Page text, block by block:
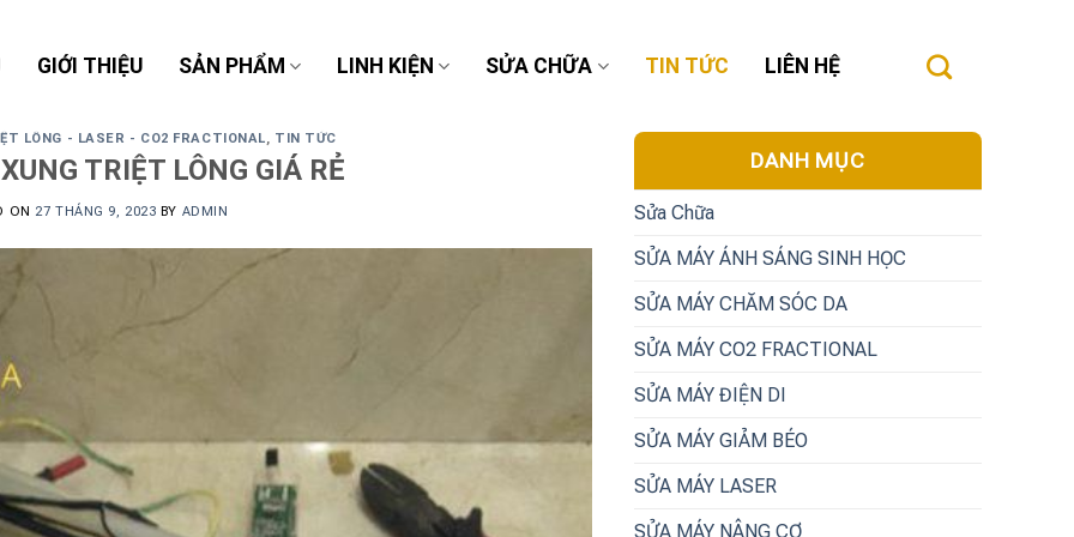
GIỚI THIỆU SẢN PHẨM LINH KIỆN SỬA CHỮA TIN TỨC LIÊN HỆ
LÔNG - LASER - CO2 FRACTIONAL, TIN TỨC
TRIỆT LÔNG GIÁ RẺ
ON 27 THÁNG 9, 2023 BY ADMIN
DANH MỤC
Sửa Chữa
SỬA MÁY ÁNH SÁNG SINH HỌC
SỬA MÁY CHĂM SÓC DA
SỬA MÁY CO2 FRACTIONAL
SỬA MÁY ĐIỆN DI
SỬA MÁY GIẢM BÉO
SỬA MÁY LASER
SỬA MÁY NÂNG CƠ